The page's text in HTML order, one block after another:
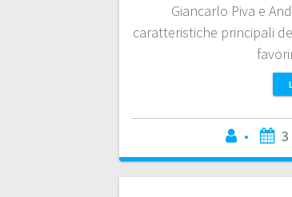
Giancarlo Piva e
caratteristiche principali
• 3